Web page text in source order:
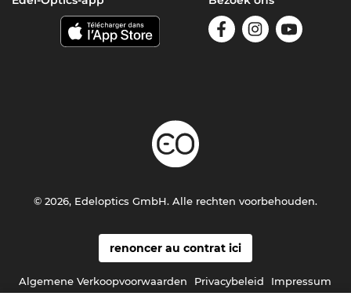
renoncer au contrat ici
Algemene Verkoopvoorwaarden Privacybeleid Impressum
© 2026, Edeloptics GmbH. Alle rechten voorbehouden.